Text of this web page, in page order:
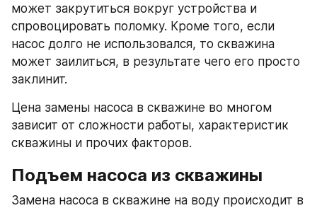
может закрутиться вокруг устройства и
спровоцировать поломку. Кроме того, если
насос долго не использовался, то скважина
может заилиться, в результате чего его просто
заклинит.
Цена замены насоса в скважине во многом
зависит от сложности работы, характеристик
скважины и прочих факторов.
Подъем насоса из скважины
Замена насоса в скважине на воду происходит в